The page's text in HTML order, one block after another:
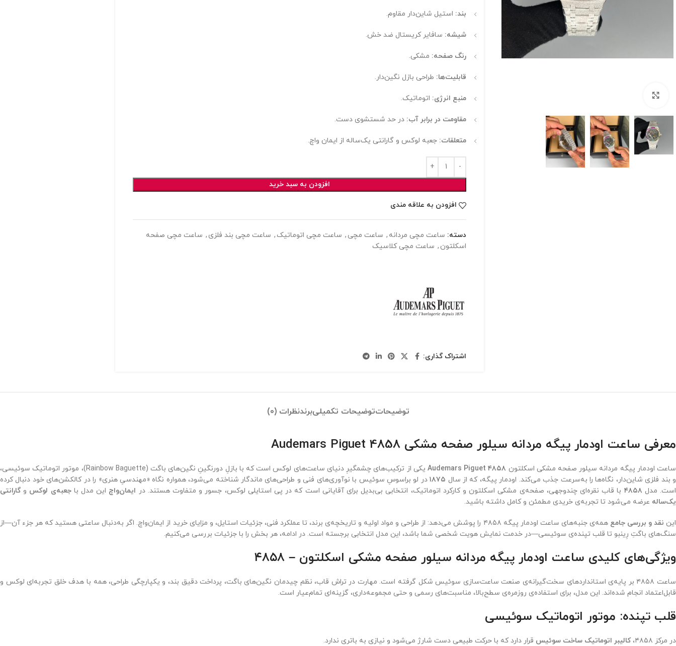
بند: استیل شاین‌دار مقاوم.
شیشه: سافایر کریستال ضد خش.
‌رنگ صفحه: مشکی.
قابلیت‌ها: طراحی بازل نگین‌دار.
منبع انرژی: اتوماتیک.
مقاومت در برابر آب: در حد شستشوی دست.
متعلقات: جعبه لوکس و گارانتی یک‌ساله از ایمان واچ.
افزودن به سبد خرید
افزودن به علاقه مندی
دسته: ساعت مچی مردانه , ساعت مچی , ساعت مچی اتوماتیک , ساعت مچی بند فلزی , ساعت مچی صفحه
اسکلتون , ساعت مچی کلاسیک
اشتراک گذاری:
توضیحاتتوضیحات تکمیلیبرندنظرات (0)
معرفی ساعت اودمار پیگه مردانه سیلور صفحه مشکی Audemars Piguet 4858
ساعت اودمار پیگه مردانه سیلور صفحه مشکی اسکلتون Audemars Piguet ۴۸۵۸
یکی از ترکیب‌های چشمگیرِ دنیای ساعت‌های لوکس است که با بازلِ دورنگینِ نگین‌های باگت (Rainbow Baguette)، موتور اتوماتیک سوئیسی،
و بند فلزی شاین‌دار، نگاه‌ها را به‌سرعت جذب می‌کند. اودمار پیگه، که از سال ۱۸۷۵در لو براسوسِ سوئیس با نوآوری‌های فنی و طراحی‌های ماندگار شناخته می‌شود، همواره نگاه «مهندسیِ هنری» را در کالکشن‌های خود دنبال کرده
است. مدل ۴۸۵۸ با قاب نقره‌ای چندوجهی، صفحه‌ی مشکی اسکلتون و کارکرد اتوماتیک، انتخابی بی‌بدیل برای آقایانی است که در پی استایلی لوکس، جسور و متفاوت هستند. در ایمان‌واچ این مدل باجعبه‌ی لوکس وگارانتی
یک‌ساله عرضه می‌شود تا تجربه‌ی خریدی مطمئن و کامل داشته باشید.
این نقد و بررسی جامع
همه‌ی جنبه‌های ساعت اودمار پیگه ۴۸۵۸ را پوشش می‌دهد: از طراحی و مواد اولیه و تاریخچه‌ی برند، تا عملکرد فنی، جزئیات استایل، و مزایای خرید از ایمان‌واچ. اگر به‌دنبال ساعتی هستید که هر جزء آن—از
سنگ‌های باگتِ رِینبو تا قلب تپنده‌ی سوئیسی—در خدمت نمایش هویت شخصی شما باشد، این مدل انتخابی برجسته است. در ادامه، هر بخش را با جزئیات بررسی می‌کنیم.
ویژگی‌های کلیدی ساعت اودمار پیگه مردانه سیلور صفحه مشکی اسکلتون – ۴۸۵۸
ساعت ۴۸۵۸ بر پایه‌ی استانداردهای سخت‌گیرانه‌ی صنعت ساعت‌سازی سوئیس شکل گرفته است. مهارت در تراش قاب، نظم چیدمان نگین‌های باگت، پرداخت دقیق بند، و یکپارچگی طراحی، همه با هدف خلق تجربه‌ای لوکس و
قابل‌اعتماد انجام شده‌اند. این مدل، برای استفاده‌ی روزمره‌ی سطح‌بالا، مناسبت‌های رسمی و حتی مجموعه‌داری، گزینه‌ای تمام‌عیار است.
قلب تپنده: موتور اتوماتیک سوئیسی
در مرکز ۴۸۵۸، کالیبر اتوماتیک ساخت سوئیس قرار دارد که با حرکت طبیعی دست شارژ می‌شود و نیازی به باتری ندارد.